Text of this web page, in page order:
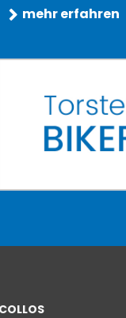
mehr erfahren
COLLOS